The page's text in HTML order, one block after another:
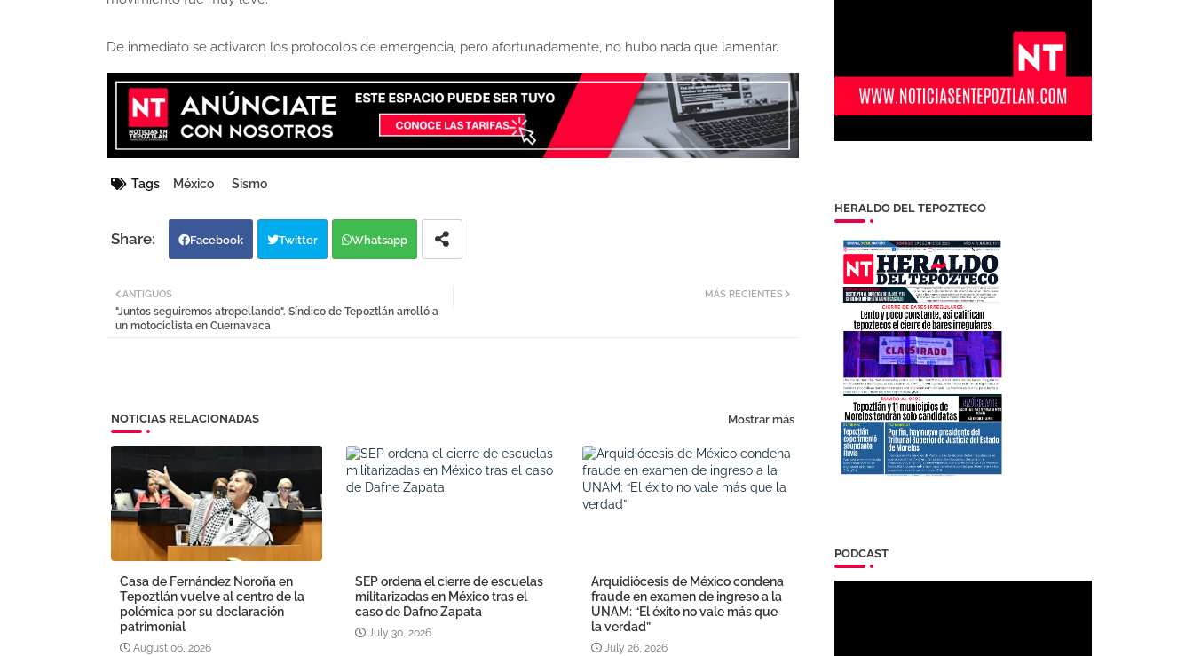
De inmediato se activaron los protocolos de emergencia, pero afortunadamente, no hubo nada que lamentar.
Tags México Sismo
Facebook Twitter Whatsapp
MÁS RECIENTES
ANTIGUOS
"Juntos seguiremos atropellando". Síndico de Tepoztlán arrolló a
un motociclista en Cuernavaca
NOTICIAS RELACIONADAS Mostrar más
Casa de Fernández Noroña en
Tepoztlán vuelve al centro de la
polémica por su declaración
patrimonial
August 06, 2026
SEP ordena el cierre de escuelas
militarizadas en México tras el
caso de Dafne Zapata
July 30, 2026
Arquidiócesis de México condena
fraude en examen de ingreso a la
UNAM: “El éxito no vale más que
la verdad”
July 26, 2026
HERALDO DEL TEPOZTECO
PODCAST